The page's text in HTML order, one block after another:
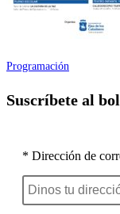
Programación
Suscríbete al
* Dirección de